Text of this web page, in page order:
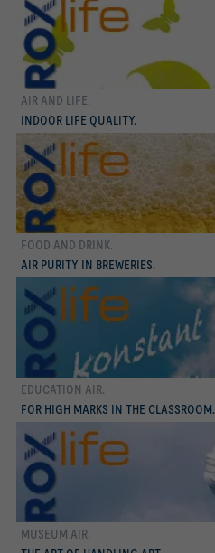
AIR AND LIFE.
INDOOR LIFE QUALITY.
Conocer más
FOOD AND DRINK.
AIR PURITY IN BREWERIES.
Conocer más
EDUCATION AIR.
FOR HIGH MARKS IN THE CLASSROOM.
Conocer más
MUSEUM AIR.Conocer más